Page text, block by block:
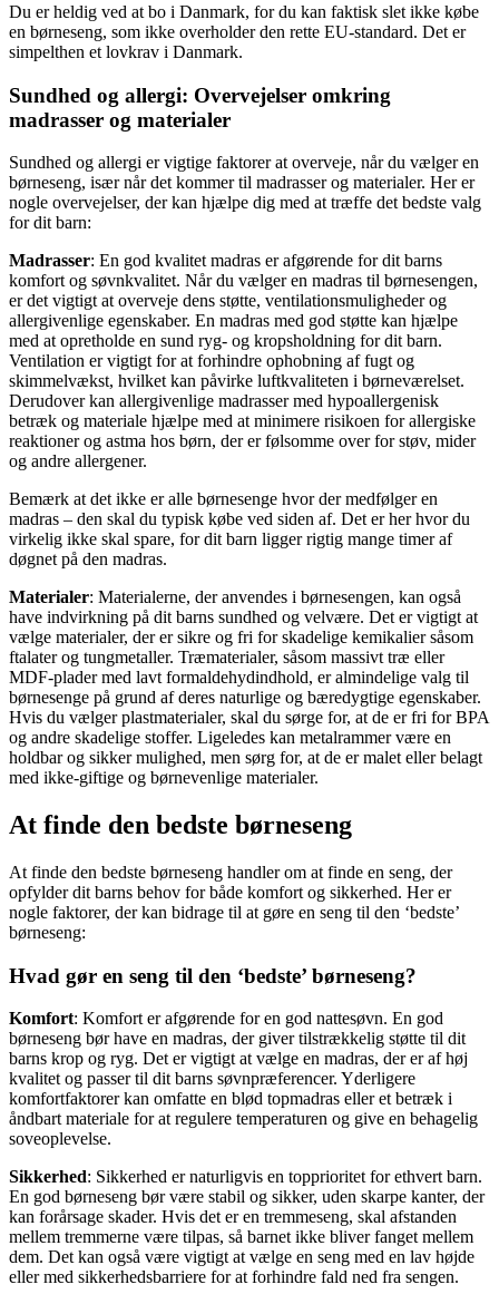
Du er heldig ved at bo i Danmark, for du kan faktisk slet ikke købe
en børneseng, som ikke overholder den rette EU-standard. Det er
simpelthen et lovkrav i Danmark.
Sundhed og allergi: Overvejelser omkring
madrasser og materialer
Sundhed og allergi er vigtige faktorer at overveje, når du vælger en
børneseng, især når det kommer til madrasser og materialer. Her er
nogle overvejelser, der kan hjælpe dig med at træffe det bedste valg
for dit barn:
Madrasser: En god kvalitet madras er afgørende for dit barns
komfort og søvnkvalitet. Når du vælger en madras til børnesengen,
er det vigtigt at overveje dens støtte, ventilationsmuligheder og
allergivenlige egenskaber. En madras med god støtte kan hjælpe
med at opretholde en sund ryg- og kropsholdning for dit barn.
Ventilation er vigtigt for at forhindre ophobning af fugt og
skimmelvækst, hvilket kan påvirke luftkvaliteten i børneværelset.
Derudover kan allergivenlige madrasser med hypoallergenisk
betræk og materiale hjælpe med at minimere risikoen for allergiske
reaktioner og astma hos børn, der er følsomme over for støv, mider
og andre allergener.
Bemærk at det ikke er alle børnesenge hvor der medfølger en
madras – den skal du typisk købe ved siden af. Det er her hvor du
virkelig ikke skal spare, for dit barn ligger rigtig mange timer af
døgnet på den madras.
Materialer: Materialerne, der anvendes i børnesengen, kan også
have indvirkning på dit barns sundhed og velvære. Det er vigtigt at
vælge materialer, der er sikre og fri for skadelige kemikalier såsom
ftalater og tungmetaller. Træmaterialer, såsom massivt træ eller
MDF-plader med lavt formaldehydindhold, er almindelige valg til
børnesenge på grund af deres naturlige og bæredygtige egenskaber.
Hvis du vælger plastmaterialer, skal du sørge for, at de er fri for BPA
og andre skadelige stoffer. Ligeledes kan metalrammer være en
holdbar og sikker mulighed, men sørg for, at de er malet eller belagt
med ikke-giftige og børnevenlige materialer.
At finde den bedste børneseng
At finde den bedste børneseng handler om at finde en seng, der
opfylder dit barns behov for både komfort og sikkerhed. Her er
nogle faktorer, der kan bidrage til at gøre en seng til den ‘bedste’
børneseng:
Hvad gør en seng til den ‘bedste’ børneseng?
Komfort: Komfort er afgørende for en god nattesøvn. En god
børneseng bør have en madras, der giver tilstrækkelig støtte til dit
barns krop og ryg. Det er vigtigt at vælge en madras, der er af høj
kvalitet og passer til dit barns søvnpræferencer. Yderligere
komfortfaktorer kan omfatte en blød topmadras eller et betræk i
åndbart materiale for at regulere temperaturen og give en behagelig
soveoplevelse.
Sikkerhed: Sikkerhed er naturligvis en topprioritet for ethvert barn.
En god børneseng bør være stabil og sikker, uden skarpe kanter, der
kan forårsage skader. Hvis det er en tremmeseng, skal afstanden
mellem tremmerne være tilpas, så barnet ikke bliver fanget mellem
dem. Det kan også være vigtigt at vælge en seng med en lav højde
eller med sikkerhedsbarriere for at forhindre fald ned fra sengen.